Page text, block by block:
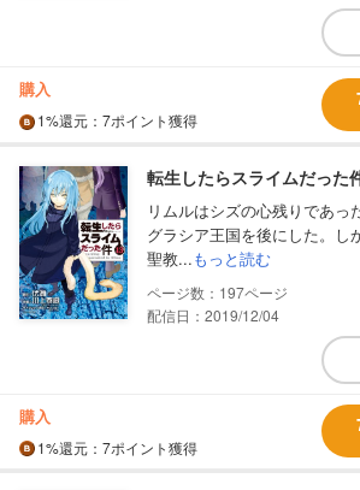
購入
1%還元 ：7ポイント獲得
転生したらスライムだった
リムルはシズの心残りであっ
グラシア王国を後にした。し
聖教...もっと読む
197
配信日：2019/12/04
購入
1%還元 ：7ポイント獲得